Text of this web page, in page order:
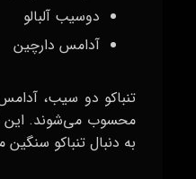
دوسیب آلبالو
آدامس دارچین
تنباکو دو سیب،
محسوب می‌شوند. این
به دنبال تنباکو سنگین